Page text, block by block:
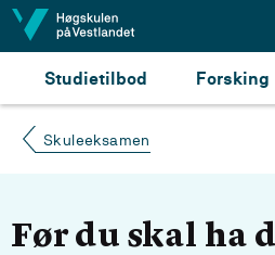
Hopp til innhald
Studietilbod Forsking
Skuleeksamen
Før du skal ha